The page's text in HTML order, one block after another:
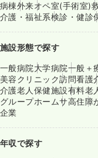
病棟外来オペ室(手術室)
介護・福祉系検診・健診
施設形態で探す
一般病院大学病院一般＋
美容クリニック訪問看護
介護老人保健施設有料老
グループホームサ高住障
企業
年収で探す